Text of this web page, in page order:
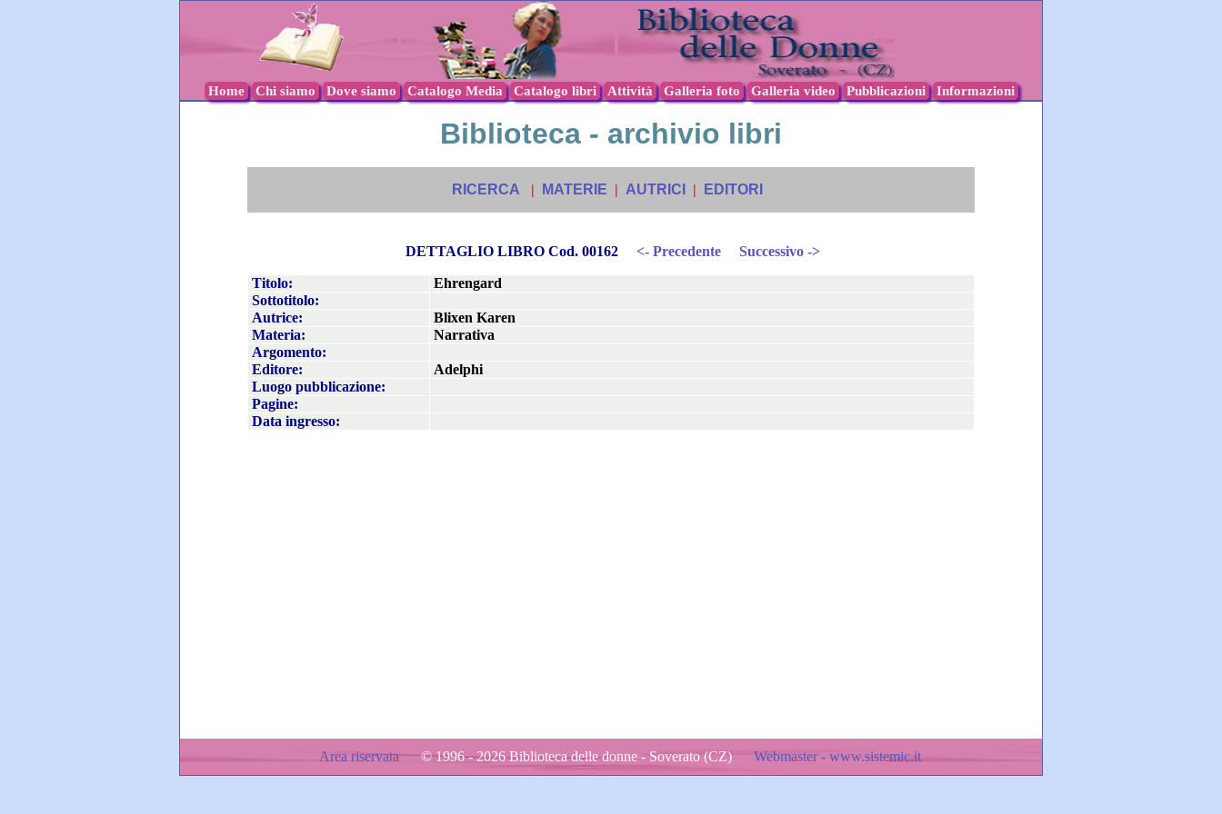
Home Chi siamo Dove siamo Catalogo Media Catalogo libri Attività Galleria foto Galleria video Pubblicazioni Informazioni
Biblioteca - archivio libri
RICERCA | MATERIE | AUTRICI | EDITORI
DETTAGLIO LIBRO Cod. 00162 <- Precedente Successivo ->
Titolo:
Ehrengard
Sottotitolo:
Autrice:
Blixen Karen
Materia:
Narrativa
Argomento:
Editore:
Adelphi
Luogo pubblicazione:
Pagine:
Data ingresso:
Area riservata© 1996 - 2026 Biblioteca delle donne - Soverato (CZ) Webmaster - www.sistemic.it